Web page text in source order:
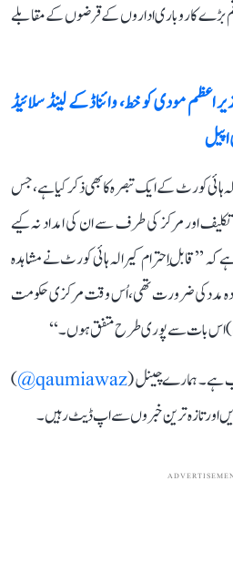
بڑے کاروباری اداروں کے قرضوں کے مقابلے
اعظم مودی کو خط، وائناڈ کے لینڈ سلائیڈ
ہائی کورٹ کے ایک تبصرہ کا بھی ذکر کیا ہے، جس
تکلیف اور مرکز کی طرف سے ان کی امداد نہ کیے
ہے کہ ’’قابلِ احترام کیرالہ ہائی کورٹ نے مشاہدہ
مدد کی ضرورت تھی، اُس وقت مرکزی حکومت
اس بات سے پوری طرح متفق ہوں۔‘‘
ہے۔ ہمارے چینل (qaumiawaz@
)
اور تازہ ترین خبروں سے اپ ڈیٹ رہیں۔